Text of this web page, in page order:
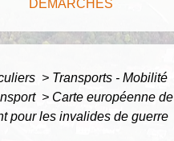
DÉMARCHES
> Transports - Mobilité
> Carte européenne de
pour les invalides de guerre